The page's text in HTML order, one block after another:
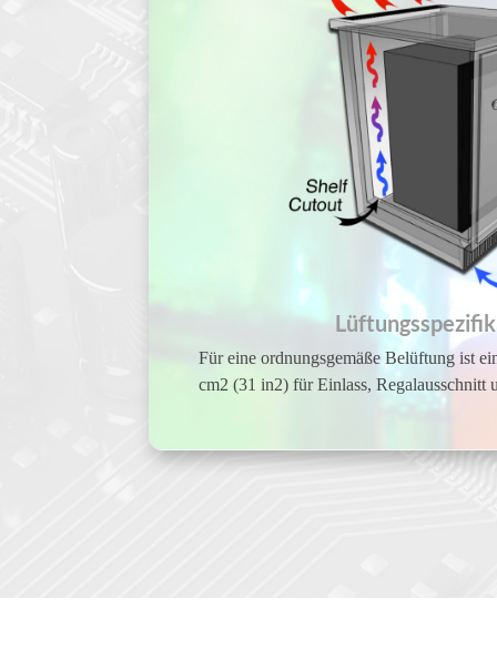
Für eine ordnungsgemäße Belüftung ist
cm2 (31 in2) für Einlass, Regalausschnitt